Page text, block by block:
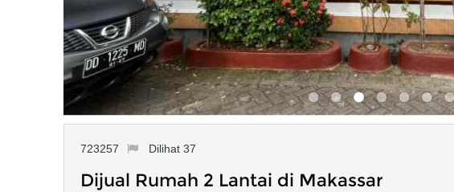
723257 Dilihat 37
Dijual Rumah 2 Lantai di Makassar